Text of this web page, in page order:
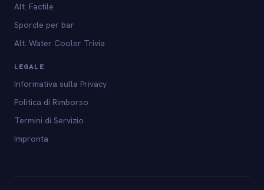
Alt. Factile
Sporcle per bar
Alt. Water Cooler Trivia
LEGALE
Informativa sulla Privacy
Politica di Rimborso
Termini di Servizio
Impronta